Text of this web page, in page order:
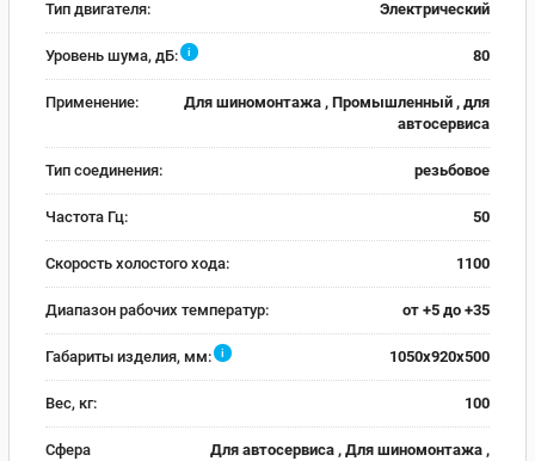
Тип двигателя: Электрический
Уровень шума, дБ: i 80
Применение:
Для шиномонтажа , Промышленный , для
автосервиса
Тип соединения: резьбовое
Частота Гц: 50
Скорость холостого хода: 1100
Диапазон рабочих температур: от +5 до +35
Габариты изделия, мм: i 1050x920x500
Вес, кг: 100
Сфера
Для автосервиса , Для шиномонтажа ,